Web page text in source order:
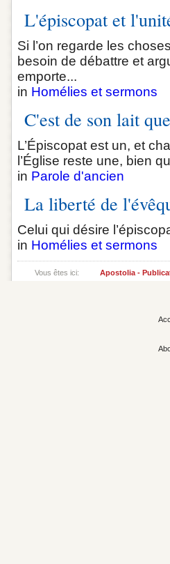
L'épiscopat et
Si l’on regarde les
besoin de débattre et
emporte...
in Homélies et sermons
C'est de son lait
L’Épiscopat est un, et
l’Église reste une, bien
in Parole d'ancien
La liberté de
Celui qui désire
in Homélies et sermons
Vous êtes ici: Apostolia -